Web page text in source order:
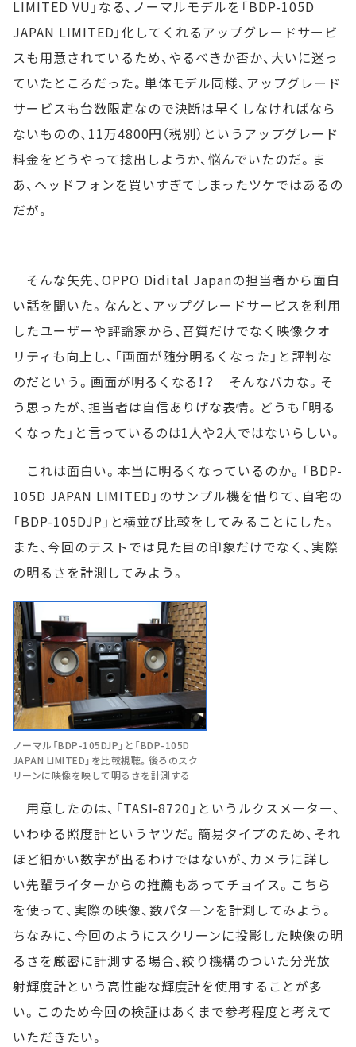
LIMITED VU」なる、ノーマルモデルを「BDP-105D
JAPAN LIMITED」化してくれるアップグレードサービ
スも用意されているため、やるべきか否か、大いに迷っ
ていたところだった。単体モデル同様、アップグレード
サービスも台数限定なので決断は早くしなければなら
ないものの、11万4800円（税別）というアップグレード
料金をどうやって捻出しようか、悩んでいたのだ。ま
あ、ヘッドフォンを買いすぎてしまったツケではあるの
だが。
そんな矢先、OPPO Didital Japanの担当者から面白
い話を聞いた。なんと、アップグレードサービスを利用
したユーザーや評論家から、音質だけでなく映像クオ
リティも向上し、「画面が随分明るくなった」と評判な
のだという。画面が明るくなる！？ そんなバカな。そ
う思ったが、担当者は自信ありげな表情。どうも「明る
くなった」と言っているのは1人や2人ではないらしい。
これは面白い。本当に明るくなっているのか。「BDP-
105D JAPAN LIMITED」のサンプル機を借りて、自宅の
「BDP-105DJP」と横並び比較をしてみることにした。
また、今回のテストでは見た目の印象だけでなく、実際
の明るさを計測してみよう。
ノーマル「BDP-105DJP」と「BDP-105D
JAPAN LIMITED」を比較視聴。後ろのスク
リーンに映像を映して明るさを計測する
用意したのは、「TASI-8720」というルクスメーター、
いわゆる照度計というヤツだ。簡易タイプのため、それ
ほど細かい数字が出るわけではないが、カメラに詳し
い先輩ライターからの推薦もあってチョイス。こちら
を使って、実際の映像、数パターンを計測してみよう。
ちなみに、今回のようにスクリーンに投影した映像の明
るさを厳密に計測する場合、絞り機構のついた分光放
射輝度計という高性能な輝度計を使用することが多
い。このため今回の検証はあくまで参考程度と考えて
いただきたい。